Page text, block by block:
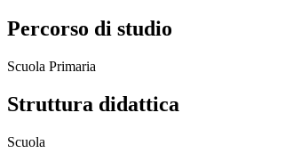
Percorso di studio
Scuola Primaria
Struttura didattica
Scuola